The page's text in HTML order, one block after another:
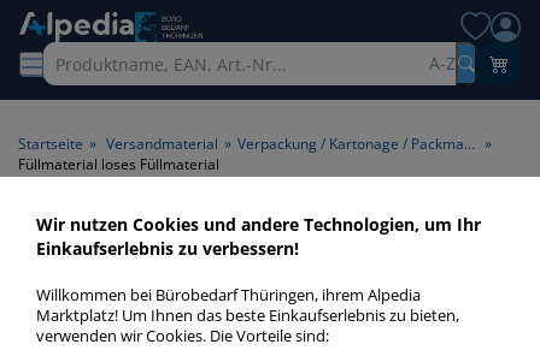
A-Z
Startseite » Versandmaterial » Verpackung / Kartonage / Packmaterial »
Füllmaterial loses Füllmaterial
Füllmaterial loses
Füllmaterial > Produktart
loses Füllmaterial
Wir nutzen Cookies und andere Technologien, um Ihr
Einkaufserlebnis zu verbessern!
Willkommen bei Bürobedarf Thüringen, ihrem Alpedia
Marktplatz! Um Ihnen das beste Einkaufserlebnis zu bieten,
verwenden wir Cookies. Die Vorteile sind: